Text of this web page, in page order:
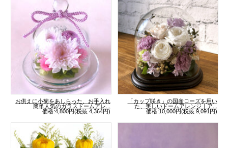
お供えに小菊をあしらった、お手入れ
簡単人気のガラスドームアレ...
価格:4,800円(税抜 4,364円)
「カップ咲き」の国産ローズを用い
た、美しいドームアレンジ｜ア...
価格:10,000円(税抜 9,091円)